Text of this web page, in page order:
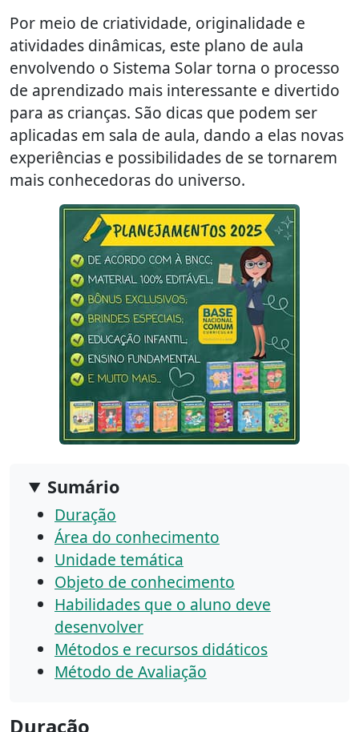
Por meio de criatividade, originalidade e
atividades dinâmicas, este plano de aula
envolvendo o Sistema Solar torna o processo
de aprendizado mais interessante e divertido
para as crianças. São dicas que podem ser
aplicadas em sala de aula, dando a elas novas
experiências e possibilidades de se tornarem
mais conhecedoras do universo.
Sumário
Duração
Área do conhecimento
Unidade temática
Objeto de conhecimento
Habilidades que o aluno deve
desenvolver
Métodos e recursos didáticos
Método de Avaliação
Duração